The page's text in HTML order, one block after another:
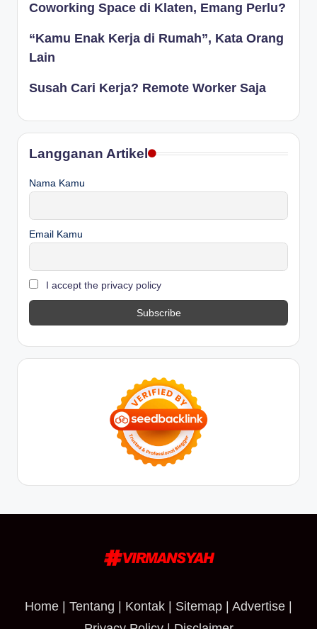
Coworking Space di Klaten, Emang Perlu?
“Kamu Enak Kerja di Rumah”, Kata Orang
Lain
Susah Cari Kerja? Remote Worker Saja
Langganan Artikel
Nama Kamu
Email Kamu
I accept the privacy policy
Home Tentang Kontak Sitemap Advertise